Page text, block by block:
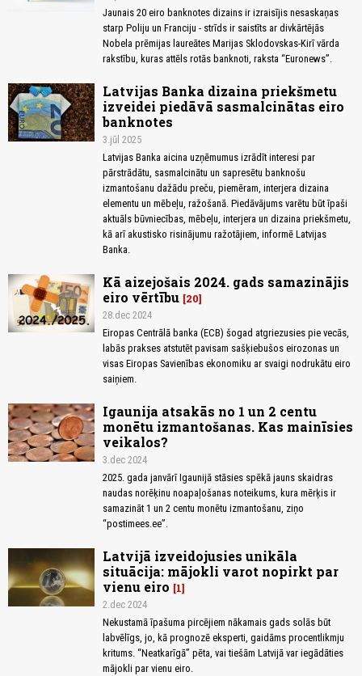
Jaunais 20 eiro banknotes dizains ir izraisījis nesaskaņas
starp Poliju un Franciju - strīds ir saistīts ar divkārtējās
Nobela prēmijas laureātes Marijas Sklodovskas-Kirī vārda
rakstību, kuras attēls rotās banknoti, raksta “Euronews”.
Latvijas Banka dizaina priekšmetu
izveidei piedāvā sasmalcinātas eiro
banknotes
3.jūl 2025
Latvijas Banka aicina uzņēmumus izrādīt interesi par
pārstrādātu, sasmalcinātu un sapresētu banknošu
izmantošanu dažādu preču, piemēram, interjera dizaina
elementu un mēbeļu, ražošanā. Piedāvājums varētu būt īpaši
aktuāls būvniecības, mēbeļu, interjera un dizaina priekšmetu,
kā arī akustisko risinājumu ražotājiem, informē Latvijas
Banka.
Kā aizejošais 2024. gads samazinājis
eiro vērtību 20
28.dec 2024
Eiropas Centrālā banka (ECB) šogad atgriezusies pie vecās,
labās prakses atstutēt pavisam sašķiebušos eirozonas un
visas Eiropas Savienības ekonomiku ar svaigi nodrukātu eiro
saiņiem.
Igaunija atsakās no 1 un 2 centu
monētu izmantošanas. Kas mainīsies
veikalos?
3.dec 2024
2025. gada janvārī Igaunijā stāsies spēkā jauns skaidras
naudas norēķinu noapaļošanas noteikums, kura mērķis ir
samazināt 1 un 2 centu monētu izmantošanu, ziņo
“postimees.ee”.
Latvijā izveidojusies unikāla
situācija: mājokli varot nopirkt par
vienu eiro
1
2.dec 2024
Nekustamā īpašuma pircējiem nākamais gads solās būt
labvēlīgs, jo, kā prognozē eksperti, gaidāms procentlikmju
kritums. “Neatkarīgā” pēta, vai tiešām Latvijā var iegādāties
mājokli par vienu eiro.